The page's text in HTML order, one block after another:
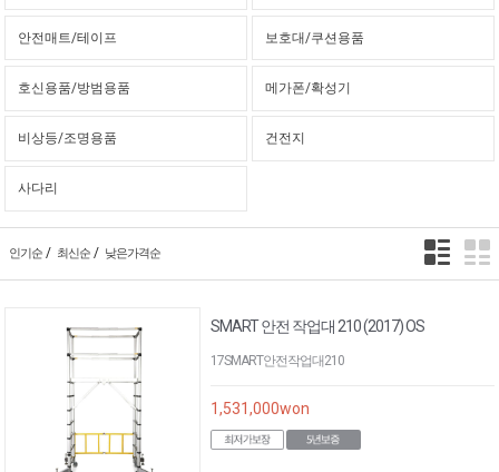
안전매트/테이프 보호대/쿠션용품
호신용품/방범용품 메가폰/확성기
비상등/조명용품 건전지
사다리
인기순 / 최신순 / 낮은가격순
SMART 안전 작업대 210 (2017) OS
17SMART안전작업대210
1,531,000won